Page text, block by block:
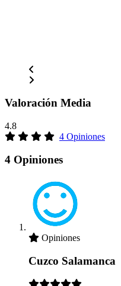
Valoración Media
4.8
4 Opiniones
4 Opiniones
Opiniones
Cuzco Salamanca